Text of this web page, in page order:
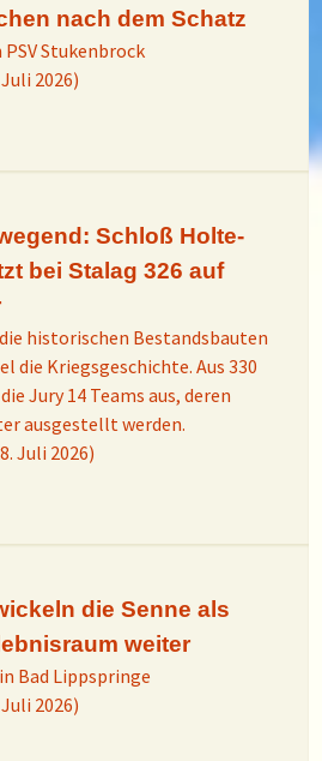
nach dem Schatz
Stukenbrock
2026)
Schloß Holte-
bei Stalag 326 auf
historischen Bestandsbauten
die Kriegsgeschichte. Aus 330
Jury 14 Teams aus, deren
ausgestellt werden.
Juli 2026)
die Senne als
weiter
Bad Lippspringe
2026)